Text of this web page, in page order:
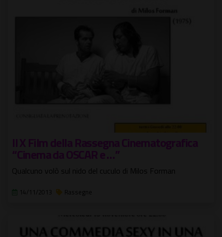
Il X Film della Rassegna Cinematografica
“Cinema da OSCAR e …”
Qualcuno volò sul nido del cuculo di Milos Forman
14/11/2013 Rassegne